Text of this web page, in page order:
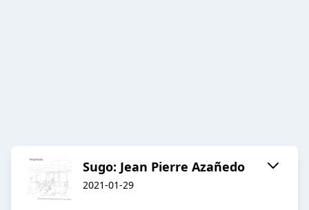
Sugo: Jean Pierre Azañedo
2021-01-29